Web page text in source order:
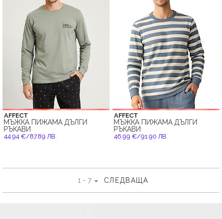
AFFECT
МЪЖКА ПИЖАМА ДЪЛГИ
РЪКАВИ
44.94 €/87.89 ЛВ.
AFFECT
МЪЖКА ПИЖАМА ДЪЛГИ
РЪКАВИ
46.99 €/91.90 ЛВ.
1 - 7 СЛЕДВАЩА